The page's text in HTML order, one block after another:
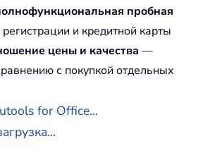
пробная
и кредитной карты
цены и качества —
с покупкой отдельных
for Office...